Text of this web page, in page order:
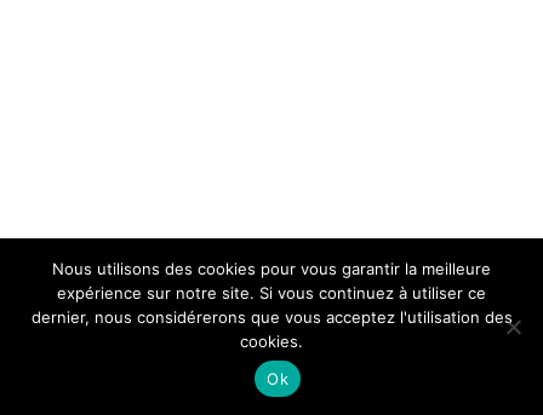
Nous utilisons des cookies pour vous garantir la meilleure
expérience sur notre site. Si vous continuez à utiliser ce
dernier, nous considérerons que vous acceptez l'utilisation des
cookies.
Ok